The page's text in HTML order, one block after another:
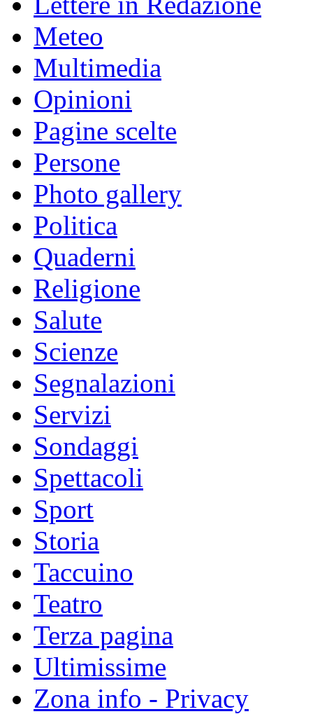
Meteo
Multimedia
Opinioni
Pagine scelte
Persone
Photo gallery
Politica
Quaderni
Religione
Salute
Scienze
Segnalazioni
Servizi
Sondaggi
Spettacoli
Sport
Storia
Taccuino
Teatro
Terza pagina
Ultimissime
Zona info - Privacy